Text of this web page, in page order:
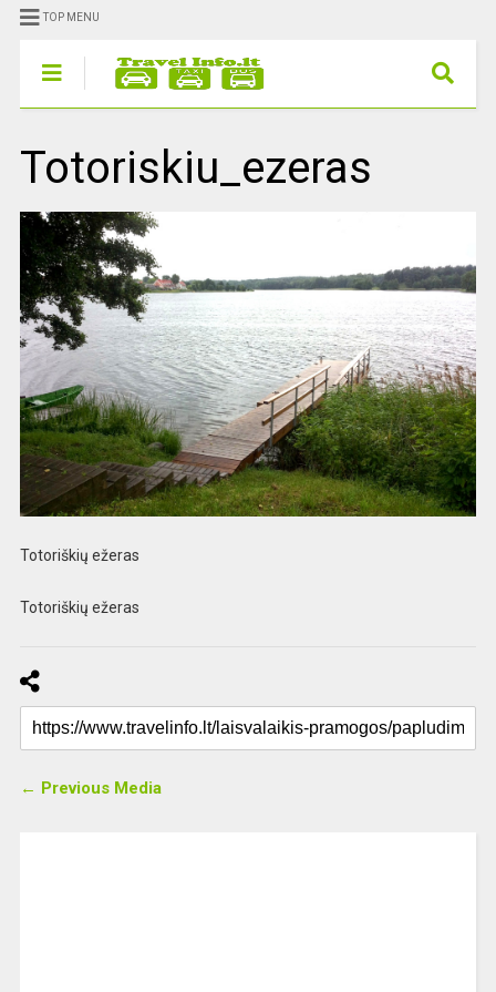
TOP MENU
Totoriskiu_ezeras
Totoriškių ežeras
Totoriškių ežeras
← Previous Media